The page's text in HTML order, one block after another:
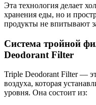
Эта технология делает
хранения еды, но и
продукты не впитывают
Система тройной
Deodorant Filter
Triple Deodorant Filter —
воздуха, которая
уровня. Она состоит из: